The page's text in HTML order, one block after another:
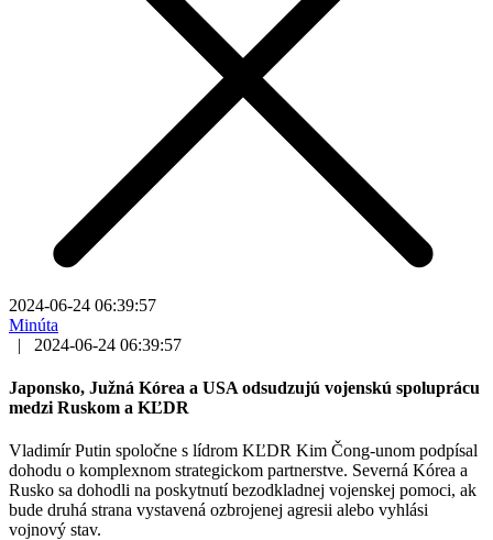
2024-06-24 06:39:57
Minúta
|
2024-06-24 06:39:57
Japonsko, Južná Kórea a USA odsudzujú vojenskú spoluprácu
medzi Ruskom a KĽDR
Vladimír Putin spoločne s lídrom KĽDR Kim Čong-unom podpísal
dohodu o komplexnom strategickom partnerstve. Severná Kórea a
Rusko sa dohodli na poskytnutí bezodkladnej vojenskej pomoci, ak
bude druhá strana vystavená ozbrojenej agresii alebo vyhlási
vojnový stav.